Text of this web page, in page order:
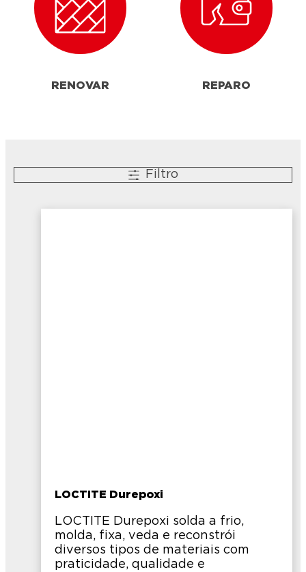
RENOVAR REPARO
Filtro
LOCTITE Durepoxi
LOCTITE Durepoxi solda a frio,
molda, fixa, veda e reconstrói
diversos tipos de materiais com
praticidade, qualidade e